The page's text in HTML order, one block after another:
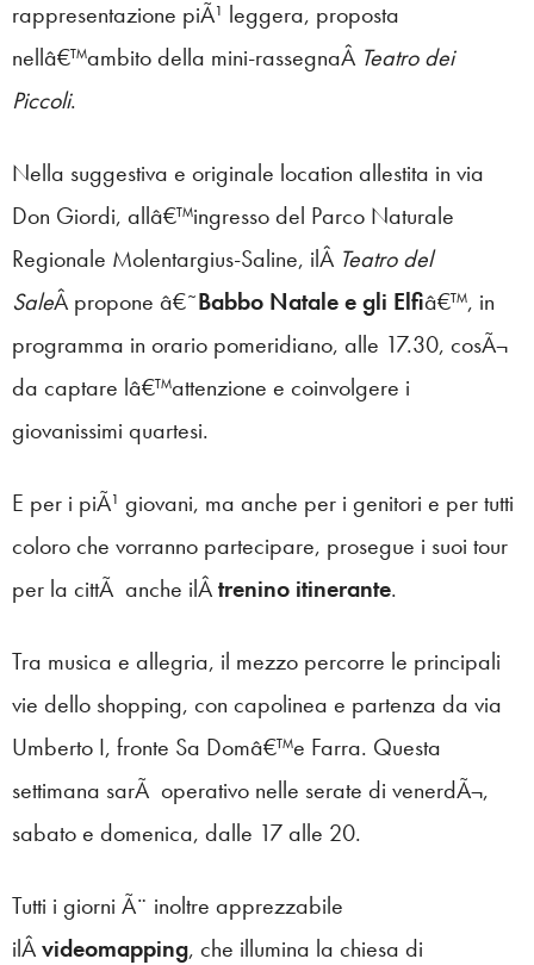
rappresentazione piÃ¹ leggera, proposta
nellâ€™ambito della mini-rassegnaÂ Teatro dei
Piccoli.
Nella suggestiva e originale location allestita in via
Don Giordi, allâ€™ingresso del Parco Naturale
Regionale Molentargius-Saline, ilÂ Teatro del
SaleÂ propone â€˜Babbo Natale e gli Elfiâ€™, in
programma in orario pomeridiano, alle 17.30, cosÃ¬
da captare lâ€™attenzione e coinvolgere i
giovanissimi quartesi.
E per i piÃ¹ giovani, ma anche per i genitori e per tutti
coloro che vorranno partecipare, prosegue i suoi tour
per la cittÃ anche ilÂtrenino itinerante.
Tra musica e allegria, il mezzo percorre le principali
vie dello shopping, con capolinea e partenza da via
Umberto I, fronte Sa Domâ€™e Farra. Questa
settimana sarÃ operativo nelle serate di venerdÃ¬,
sabato e domenica, dalle 17 alle 20.
Tutti i giorni Ã¨ inoltre apprezzabile
ilÂvideomapping, che illumina la chiesa di